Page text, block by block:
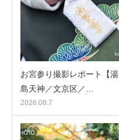
お宮参り撮影レポート【湯
島天神／文京区／…
2026.08.7